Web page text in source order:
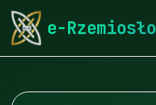
e-Rzemiosło
rymarstwo-poznan.pl